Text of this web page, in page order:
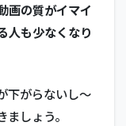
画の質がイマイ
人も少なくなり
下がらないし～
しょう。